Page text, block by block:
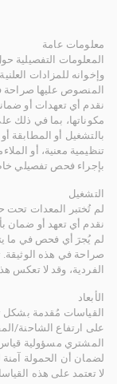
معلومات عامة
المعلومات
وإخوانه للمزادات
المنصوص عليها صراحة
نقدم أي تعهدات أو
مكوناتها، بما في ذلك
بالتشغيل أو المطابقة
تنظيمية معنية، أو
بإجراء فحص تفصيلي
التشغيل
لم تُختبر المعدات
نقدم أي تعهد أو ضمان
لم يُجرَ أي فحص في ما
صراحة في هذه
الفردية، وقد لا تعكس
الأبعاد
القياسات مُقدمة بشكل
على ارتفاع الشاحنة/
المشتري مسؤولية
لضمان أن الحمولة
لا تعتمد على هذه